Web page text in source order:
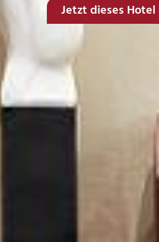
Jetzt dieses Hotel